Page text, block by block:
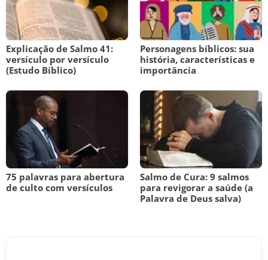
Explicação de Salmo 41:
versículo por versículo
(Estudo Bíblico)
Personagens bíblicos: sua
história, características e
importância
75 palavras para abertura
de culto com versículos
Salmo de Cura: 9 salmos
para revigorar a saúde (a
Palavra de Deus salva)